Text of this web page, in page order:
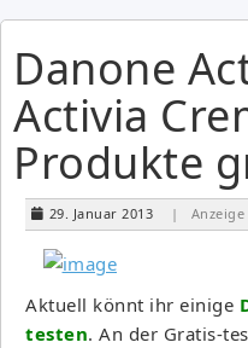
Danone
Activia
Produkte
29. Januar 2013 | Anzeige
Aktuell könnt ihr einige
testen. An der Gratis-